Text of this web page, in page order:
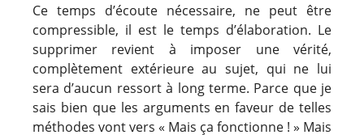
Ce temps d’écoute nécessaire, ne peut être
compressible, il est le temps d’élaboration. Le
supprimer revient à imposer une vérité,
complètement extérieure au sujet, qui ne lui
sera d’aucun ressort à long terme. Parce que je
sais bien que les arguments en faveur de telles
méthodes vont vers « Mais ça fonctionne ! » Mais